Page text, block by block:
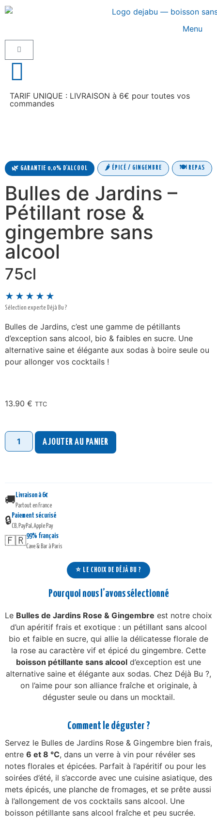
Menu
TARIF UNIQUE : LIVRAISON à 6€ pour toutes vos
commandes
🌿 GARANTIE 0,0% D'ALCOOL 🌶️ ÉPICÉ / GINGEMBRE 🍽️ REPAS
Bulles de Jardins –
Pétillant rose &
gingembre sans
alcool
75cl
★★★★★
Sélection experte Déjà Bu ?
Bulles de Jardins, c’est une gamme de pétillants
d’exception sans alcool, bio & faibles en sucre. Une
alternative saine et élégante aux sodas à boire seule ou
pour allonger vos cocktails !
13.90 € TTC
AJOUTER AU PANIER
🚚
Livraison à 6€
Partout en France
🔒
Paiement sécurisé
CB, PayPal, Apple Pay
🇫🇷
99% français
Cave & Bar à Paris
⭐ LE CHOIX DE DÉJÀ BU ?
Pourquoi nous l’avons sélectionné
Le Bulles de Jardins Rose & Gingembre est notre choix
d’un apéritif frais et exotique : un pétillant sans alcool
bio et faible en sucre, qui allie la délicatesse florale de
la rose au caractère vif et épicé du gingembre. Cette
boisson pétillante sans alcool d’exception est une
alternative saine et élégante aux sodas. Chez Déjà Bu ?,
on l’aime pour son alliance fraîche et originale, à
déguster seule ou dans un mocktail.
Comment le déguster ?
Servez le Bulles de Jardins Rose & Gingembre bien frais,
entre 6 et 8 °C, dans un verre à vin pour révéler ses
notes florales et épicées. Parfait à l’apéritif ou pour les
soirées d’été, il s’accorde avec une cuisine asiatique, des
mets épicés, une planche de fromages, et se prête aussi
à l’allongement de vos cocktails sans alcool. Une
boisson pétillante sans alcool fraîche et peu sucrée.